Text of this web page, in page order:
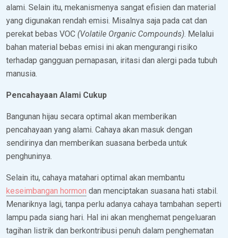
alami. Selain itu, mekanismenya sangat efisien dan material
yang digunakan rendah emisi. Misalnya saja pada cat dan
perekat bebas VOC (Volatile Organic Compounds). Melalui
bahan material bebas emisi ini akan mengurangi risiko
terhadap gangguan pernapasan, iritasi dan alergi pada tubuh
manusia.
Pencahayaan Alami Cukup
Bangunan hijau secara optimal akan memberikan
pencahayaan yang alami. Cahaya akan masuk dengan
sendirinya dan memberikan suasana berbeda untuk
penghuninya.
Selain itu, cahaya matahari optimal akan membantu
keseimbangan hormon dan menciptakan suasana hati stabil.
Menariknya lagi, tanpa perlu adanya cahaya tambahan seperti
lampu pada siang hari. Hal ini akan menghemat pengeluaran
tagihan listrik dan berkontribusi penuh dalam penghematan